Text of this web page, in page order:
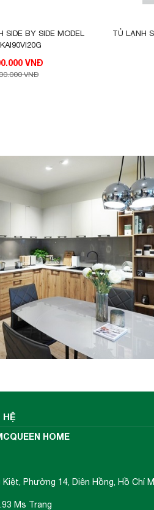
SIDE BY SIDE MODEL
62.700.000 VNĐ
VNĐ
TỦ LẠNH
HỆ
HOME
Phường 14, Diên Hồng, Hồ Chí
Ms Trang